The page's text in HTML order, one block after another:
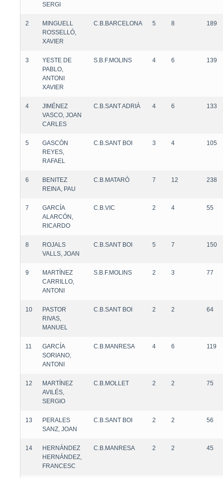
SERGI
2
MINGUELL
ROSSELLÓ,
XAVIER
C.B.BARCELONA 5 8 189
3
YESTE DE
PABLO,
ANTONI
XAVIER
S.B.F.MOLINS 4 6 139
4
JIMÉNEZ
VASCO, JOAN
CARLES
C.B.SANT ADRIÀ 4 6 133
5
GASCÓN
REYES,
RAFAEL
C.B.SANT BOI 3 4 105
6
BENITEZ
REINA, PAU
C.B.MATARÓ 7 12 238
7
GARCÍA
ALARCÓN,
RICARDO
C.B.VIC 2 4 55
8
ROJALS
VALLS, JOAN
C.B.SANT BOI 5 7 150
9
MARTÍNEZ
CARRILLO,
ANTONI
S.B.F.MOLINS 2 3 77
10
PASTOR
RIVAS,
MANUEL
C.B.SANT BOI 2 2 64
11
GARCÍA
SORIANO,
ANTONI
C.B.MANRESA 4 6 119
12
MARTÍNEZ
AVILÉS,
SERGIO
C.B.MOLLET 2 2 75
13
PERALES
SANZ, JOAN
C.B.SANT BOI 2 2 56
14
HERNÁNDEZ
HERNÁNDEZ,
FRANCESC
C.B.MANRESA 2 2 45